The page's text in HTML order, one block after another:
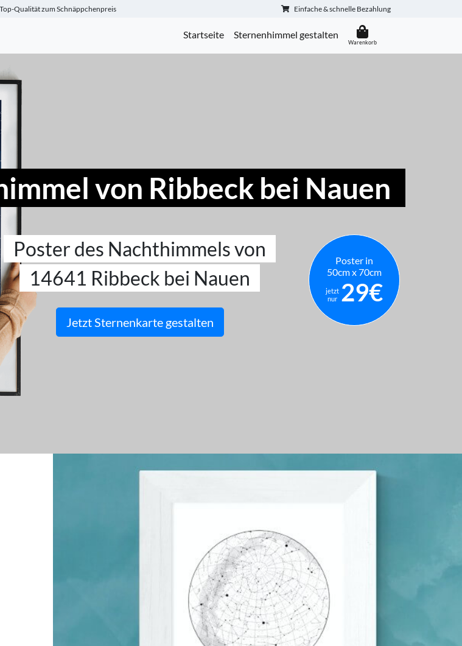
Top-Qualität zum Schnäppchenpreis Einfache & schnelle Bezahlung
Startseite Sternenhimmel gestalten
von Ribbeck bei Nauen
Poster des Nachthimmels von
14641 Ribbeck bei Nauen
Jetzt Sternenkarte gestalten
Poster in
50cm x 70cm
jetzt
nur 29€